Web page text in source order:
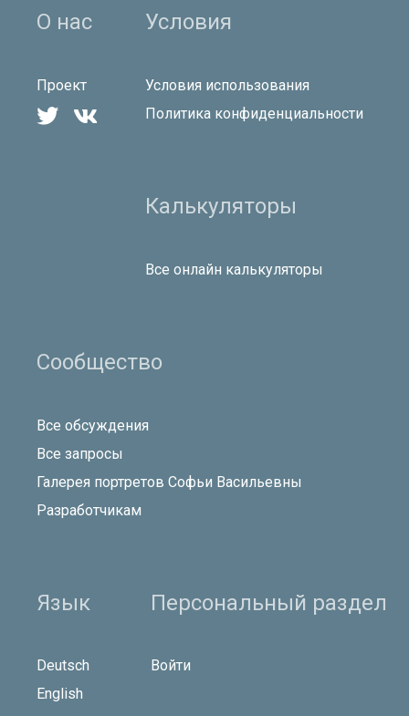
О нас
Проект
 
Условия
Условия использования
Политика конфиденциальности
Калькуляторы
Все онлайн калькуляторы
Сообщество
Все обсуждения
Все запросы
Галерея портретов Софьи Васильевны
Разработчикам
Язык
Deutsch
English
Персональный раздел
Войти